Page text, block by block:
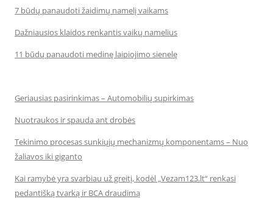
7 būdų panaudoti žaidimų namelį vaikams
Dažniausios klaidos renkantis vaikų namelius
11 būdų panaudoti medinę laipiojimo sienelę
Geriausias pasirinkimas – Automobilių supirkimas
Nuotraukos ir spauda ant drobės
Tekinimo procesas sunkiųjų mechanizmų komponentams – Nuo
žaliavos iki giganto
Kai ramybė yra svarbiau už greitį, kodėl „Vezam123.lt“ renkasi
pedantišką tvarką ir BCA draudimą